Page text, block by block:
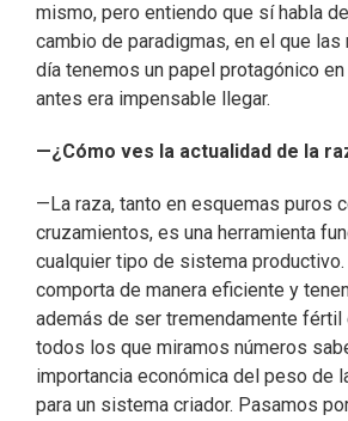
mismo, pero entiendo que sí habla
cambio de paradigmas, en el que las
día tenemos un papel protagónico
antes era impensable llegar.
—¿Cómo ves la actualidad de la
—La raza, tanto en esquemas puros
cruzamientos, es una herramienta
cualquier tipo de sistema productivo.
comporta de manera eficiente y
además de ser tremendamente fértil
todos los que miramos números
importancia económica del peso de
para un sistema criador. Pasamos